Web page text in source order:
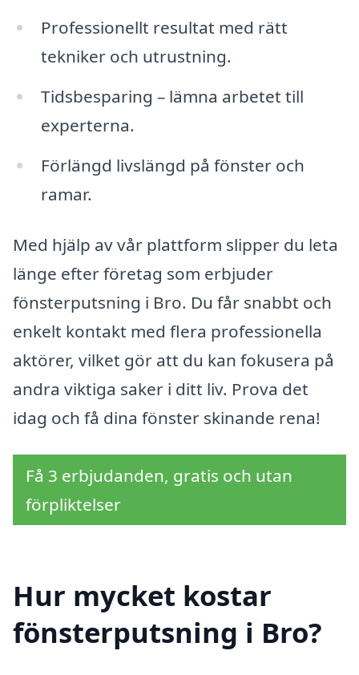
Professionellt resultat med rätt
tekniker och utrustning.
Tidsbesparing – lämna arbetet till
experterna.
Förlängd livslängd på fönster och
ramar.
Med hjälp av vår plattform slipper du leta
länge efter företag som erbjuder
fönsterputsning i Bro. Du får snabbt och
enkelt kontakt med flera professionella
aktörer, vilket gör att du kan fokusera på
andra viktiga saker i ditt liv. Prova det
idag och få dina fönster skinande rena!
Få 3 erbjudanden, gratis och utan
förpliktelser
Hur mycket kostar
fönsterputsning i Bro?